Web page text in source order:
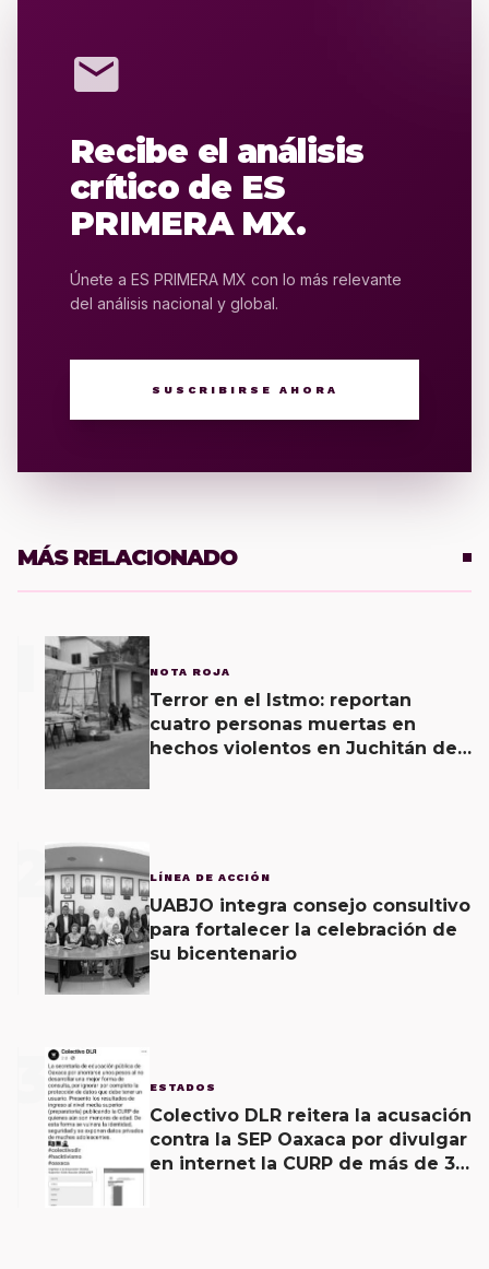
mail
Recibe el análisis
crítico de ES
PRIMERA MX.
Únete a ES PRIMERA MX con lo más relevante
del análisis nacional y global.
SUSCRIBIRSE AHORA
MÁS RELACIONADO
NOTA ROJA
Terror en el Istmo: reportan
cuatro personas muertas en
hechos violentos en Juchitán de
2 LÍNEA DE ACCIÓN
UABJO integra consejo consultivo
para fortalecer la celebración de
su bicentenario
3 ESTADOS
Colectivo DLR reitera la acusación
contra la SEP Oaxaca por divulgar
en internet la CURP de más de 30